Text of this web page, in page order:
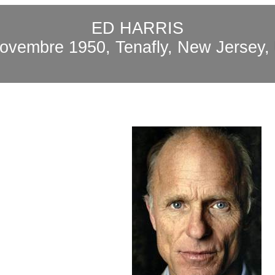
ED HARRIS
1950, Tenafly, New Jersey,